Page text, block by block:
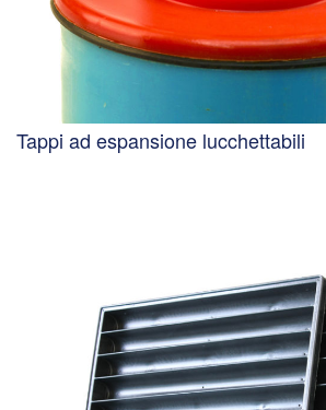
Tappi ad espansione lucchettabili